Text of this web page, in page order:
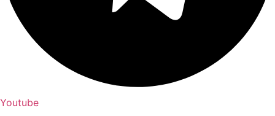
Youtube